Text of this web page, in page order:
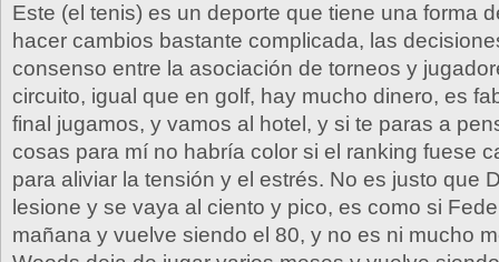
Este (el tenis) es un deporte que tiene una forma
hacer cambios bastante complicada, las
consenso entre la asociación de torneos y
circuito, igual que en golf, hay mucho dinero, es
final jugamos, y vamos al hotel, y si te paras a
cosas para mí no habría color si el ranking fuese
para aliviar la tensión y el estrés. No es justo que
lesione y se vaya al ciento y pico, es como si
mañana y vuelve siendo el 80, y no es ni mucho